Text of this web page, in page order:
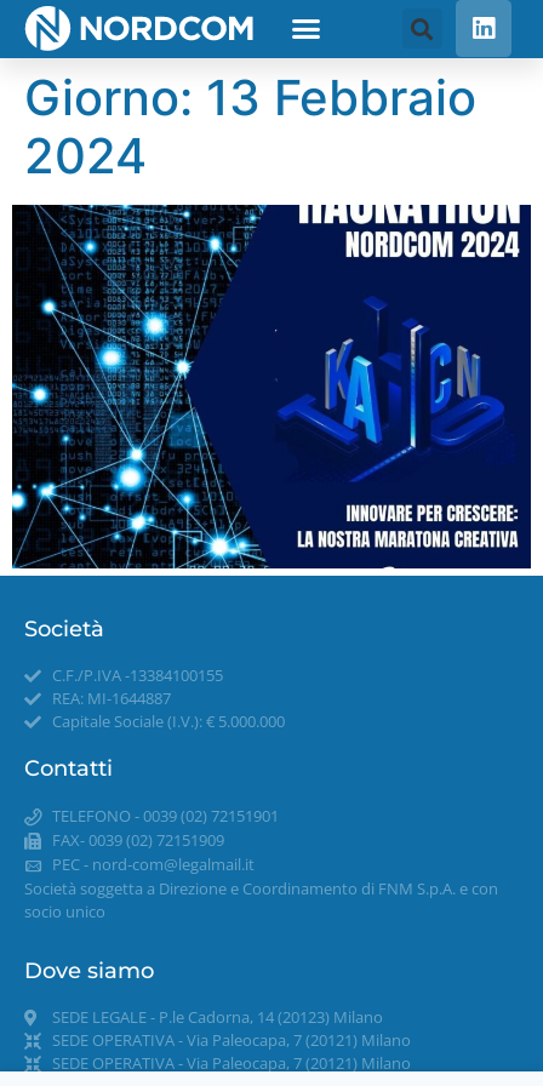
Giorno: 13 Febbraio
2024
Società
C.F./P.IVA -13384100155
REA: MI-1644887
Capitale Sociale (I.V.): € 5.000.000
Contatti
TELEFONO - 0039 (02) 72151901
FAX- 0039 (02) 72151909
PEC - nord-com@legalmail.it
Società soggetta a Direzione e Coordinamento di FNM S.p.A. e con
socio unico
Dove siamo
SEDE LEGALE - P.le Cadorna, 14 (20123) Milano
SEDE OPERATIVA - Via Paleocapa, 7 (20121) Milano
SEDE OPERATIVA - Via Paleocapa, 7 (20121) Milano